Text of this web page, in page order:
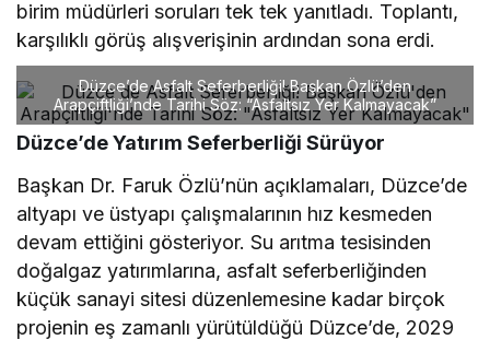
birim müdürleri soruları tek tek yanıtladı. Toplantı,
karşılıklı görüş alışverişinin ardından sona erdi.
Düzce’de Asfalt Seferberliği! Başkan Özlü’den
Arapçiftliği’nde Tarihi Söz: “Asfaltsız Yer Kalmayacak”
Düzce’de Yatırım Seferberliği Sürüyor
Başkan Dr. Faruk Özlü’nün açıklamaları, Düzce’de
altyapı ve üstyapı çalışmalarının hız kesmeden
devam ettiğini gösteriyor. Su arıtma tesisinden
doğalgaz yatırımlarına, asfalt seferberliğinden
küçük sanayi sitesi düzenlemesine kadar birçok
projenin eş zamanlı yürütüldüğü Düzce’de, 2029